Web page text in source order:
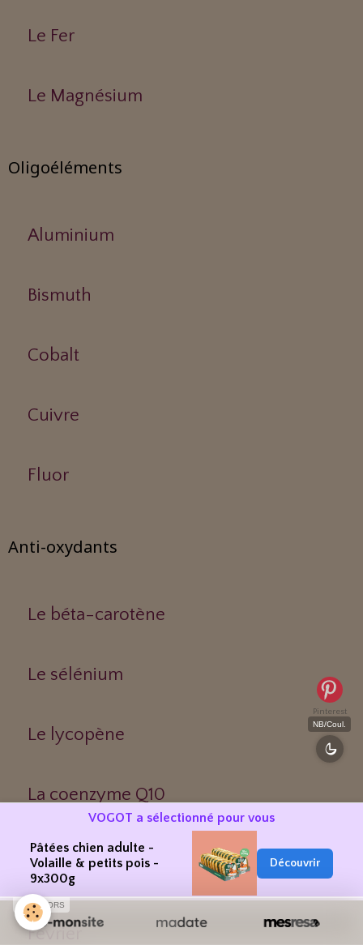
Le Fer
Le Magnésium
Oligoéléments
Aluminium
Bismuth
Cobalt
Cuivre
Fluor
Anti-oxydants
Le béta-carotène
Le sélénium
Le lycopène
La coenzyme Q10
Fruits & Légumes
Février
Pinterest
NB/Coul.
VOGOT a sélectionné pour vous
Pâtées chien adulte -
Volaille & petits pois -
9x300g
Découvrir
SPONSORS